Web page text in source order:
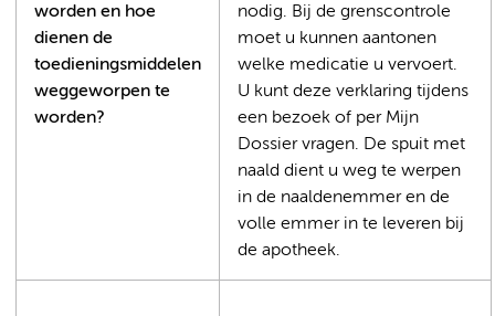
worden en hoe
dienen de
toedieningsmiddelen
weggeworpen te
worden?
nodig. Bij de grenscontrole
moet u kunnen aantonen
welke medicatie u vervoert.
U kunt deze verklaring tijdens
een bezoek of per Mijn
Dossier vragen. De spuit met
naald dient u weg te werpen
in de naaldenemmer en de
volle emmer in te leveren bij
de apotheek.